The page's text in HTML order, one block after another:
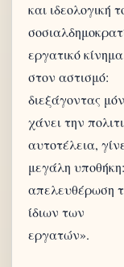
και ιδεολογική
εργατικό
στον αστισμό:
διεξάγοντας
χάνει την
αυτοτέλεια,
μεγάλη
απελευθέρωση
ίδιων των